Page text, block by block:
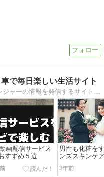
で毎日楽しい生活サイト
美容、健康、車、その他趣味、レジャーの情報を発信するサイトです。
動画配信サービス
すすめ５選
男性も化粧を
ンズスキンケ
番とは？
3年前